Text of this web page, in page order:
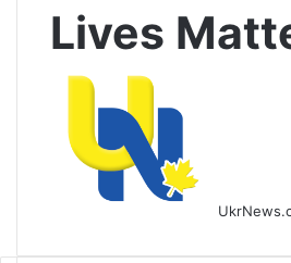
Lives